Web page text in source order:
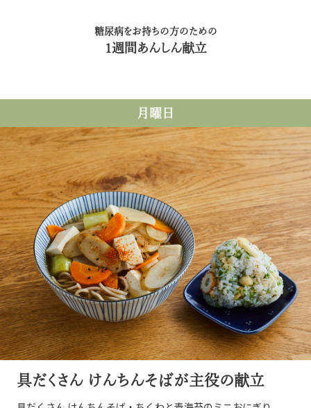
糖尿病をお持ちの方のための
1週間あんしん献立
月曜日
具だくさん けんちんそばが主役の献立